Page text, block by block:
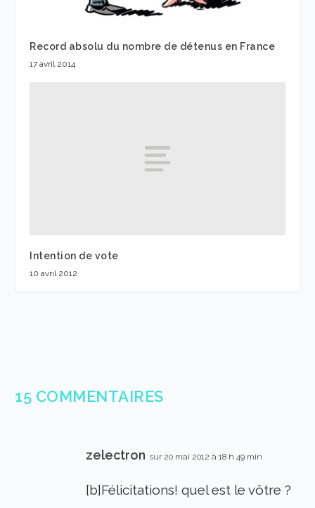
Record absolu du nombre de détenus en France
17 avril 2014
Intention de vote
10 avril 2012
15 COMMENTAIRES
zelectron sur 20 mai 2012 à 18 h 49 min
[b]Félicitations! quel est le vôtre ?